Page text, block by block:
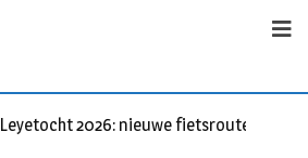
Leyetocht 2026: nieuwe fietsroutes